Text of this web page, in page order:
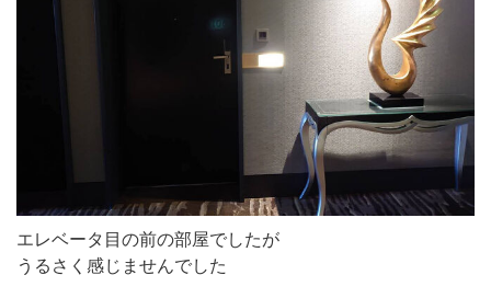
エレベータ目の前の部屋でしたが
うるさく感じませんでした